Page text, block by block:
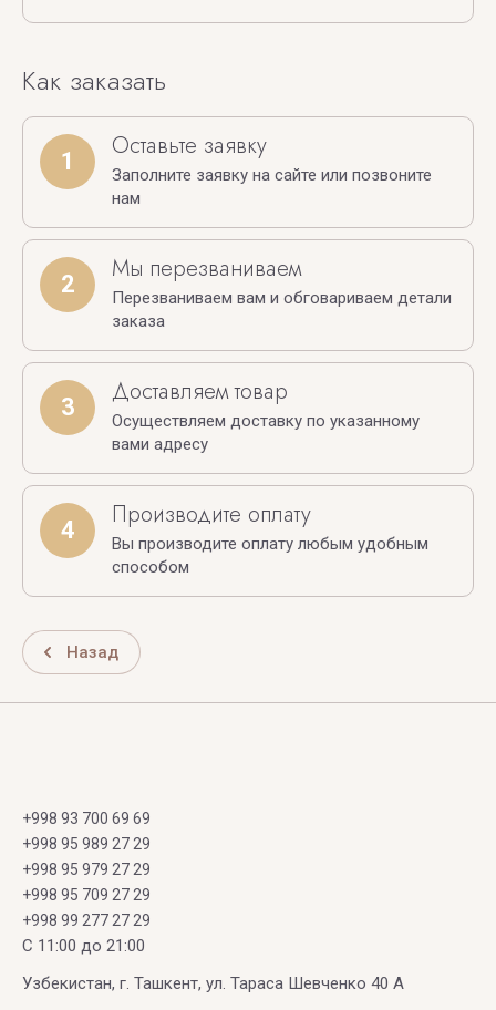
Как заказать
1 Оставьте заявку
Заполните заявку на сайте или позвоните
нам
2 Мы перезваниваем
Перезваниваем вам и обговариваем детали
заказа
3 Доставляем товар
Осуществляем доставку по указанному
вами адресу
4 Производите оплату
Вы производите оплату любым удобным
способом
Назад
+998 93 700 69 69
+998 95 989 27 29
+998 95 979 27 29
+998 95 709 27 29
+998 99 277 27 29
C 11:00 до 21:00
Узбекистан, г. Ташкент, ул. Тараса Шевченко 40 А